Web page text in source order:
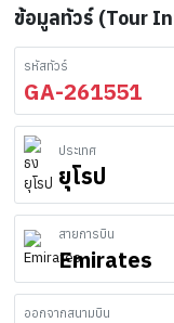
ข้อมูลทัวร์ (Tour
รหัสทัวร์
GA-261551
ประเทศ
ยุโรป
สายการบิน
Emirates
ออกจากสนามบิน